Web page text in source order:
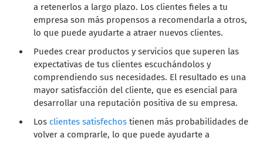
a retenerlos a largo plazo. Los clientes fieles a tu
empresa son más propensos a recomendarla a otros,
lo que puede ayudarte a atraer nuevos clientes.
Puedes crear productos y servicios que superen las
expectativas de tus clientes escuchándolos y
comprendiendo sus necesidades. El resultado es una
mayor satisfacción del cliente, que es esencial para
desarrollar una reputación positiva de su empresa.
Los clientes satisfechos tienen más probabilidades de
volver a comprarle, lo que puede ayudarte a